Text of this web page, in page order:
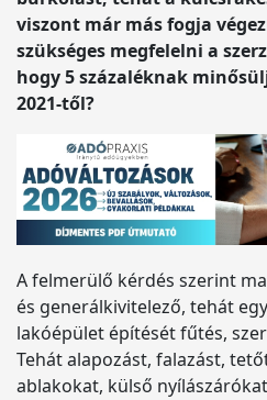
viszont már más fogja
szükséges megfelelni a
hogy 5 százaléknak
2021-től?
A felmerülő kérdés szerint
és generálkivitelező, tehát
lakóépület építését fűtés,
Tehát alapozást, falazást,
ablakokat, külső